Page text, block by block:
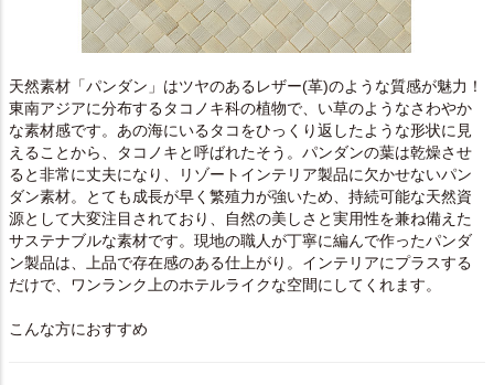
天然素材「パンダン」はツヤのあるレザー(革)のような質感が魅力！
東南アジアに分布するタコノキ科の植物で、い草のようなさわやか
な素材感です。あの海にいるタコをひっくり返したような形状に見
えることから、タコノキと呼ばれたそう。パンダンの葉は乾燥させ
ると非常に丈夫になり、リゾートインテリア製品に欠かせないパン
ダン素材。とても成長が早く繁殖力が強いため、持続可能な天然資
源として大変注目されており、自然の美しさと実用性を兼ね備えた
サステナブルな素材です。現地の職人が丁寧に編んで作ったパンダ
ン製品は、上品で存在感のある仕上がり。インテリアにプラスする
だけで、ワンランク上のホテルライクな空間にしてくれます。
こんな方におすすめ